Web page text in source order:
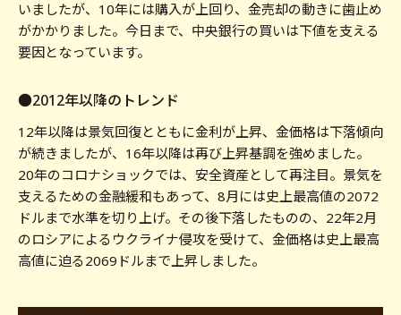
いましたが、10年には購入が上回り、金売却の動きに歯止め
がかかりました。今日まで、中央銀行の買いは下値を支える
要因となっています。
●2012年以降のトレンド
12年以降は景気回復とともに金利が上昇、金価格は下落傾向
が続きましたが、16年以降は再び上昇基調を強めました。
20年のコロナショックでは、安全資産として再注目。景気を
支えるための金融緩和もあって、8月には史上最高値の2072
ドルまで水準を切り上げ。その後下落したものの、22年2月
のロシアによるウクライナ侵攻を受けて、金価格は史上最高
高値に迫る2069ドルまで上昇しました。